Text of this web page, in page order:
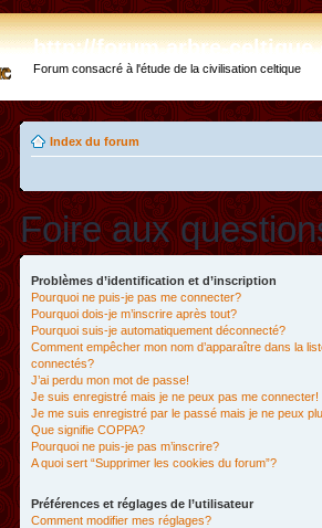
http://forum.arbre-
Forum consacré à l'étude de la civilisation celtique
Index du forum
Foire aux
Problèmes d’identification et d’inscription
Pourquoi ne puis-je pas me connecter?
Pourquoi dois-je m’inscrire après tout?
Pourquoi suis-je automatiquement déconnecté?
Comment empêcher mon nom d’apparaître dans la
connectés?
J’ai perdu mon mot de passe!
Je suis enregistré mais je ne peux pas me connecter!
Je me suis enregistré par le passé mais je ne peux
Que signifie COPPA?
Pourquoi ne puis-je pas m’inscrire?
A quoi sert “Supprimer les cookies du forum”?
Préférences et réglages de l’utilisateur
Comment modifier mes réglages?